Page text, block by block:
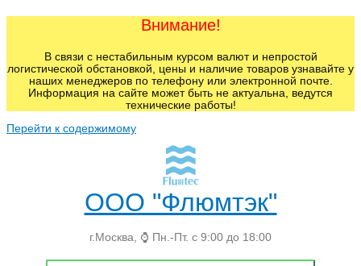
Внимание!
В связи с нестабильным курсом валют и непростой
логистической обстановкой, цены и наличие товаров узнавайте у
наших менеджеров по телефону или электронной почте.
Информация на сайте может быть не актуальна, ведутся
технические работы!
Перейти к содержимому
ООО "Флюмтэк"
г.Москва, ⌚ Пн.-Пт. с 9:00 до 18:00